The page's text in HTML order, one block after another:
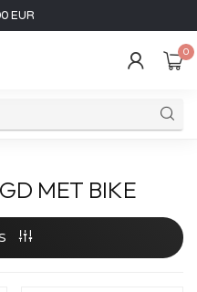
EUR
0
MET BIKE